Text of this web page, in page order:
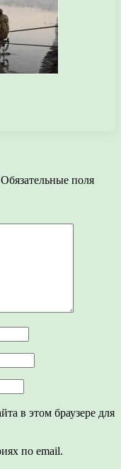
Обязательные поля
в этом браузере для
по email.